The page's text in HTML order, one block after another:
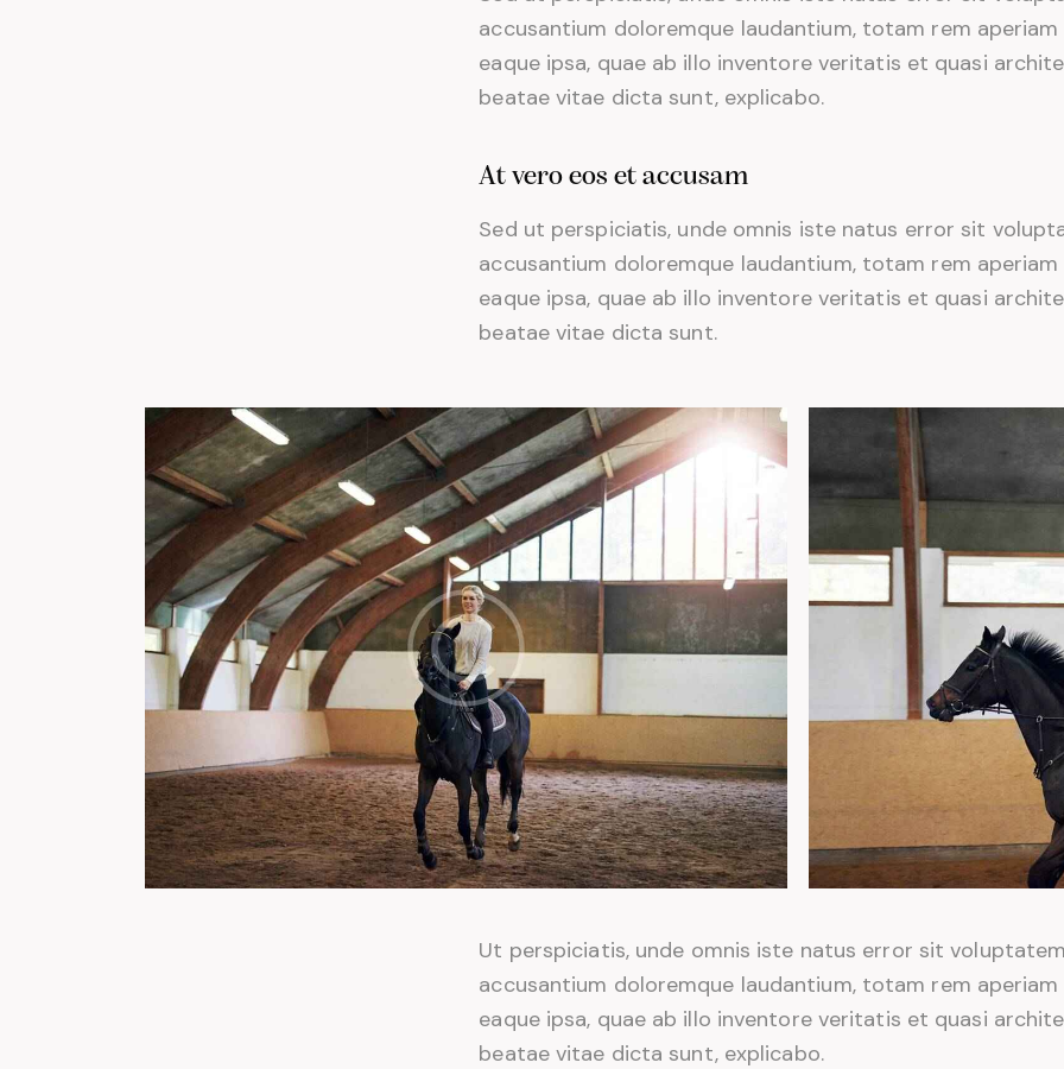
increase
or
accusantium doloremque laudantium, totam rem aperiam
eaque ipsa, quae ab illo inventore veritatis et quasi
beatae vitae dicta sunt, explicabo.
At vero eos et accusam
Sed ut perspiciatis, unde omnis iste natus error sit
accusantium doloremque laudantium, totam rem aperiam
eaque ipsa, quae ab illo inventore veritatis et quasi
beatae vitae dicta sunt.
Ut perspiciatis, unde omnis iste natus error sit
accusantium doloremque laudantium, totam rem aperiam
eaque ipsa, quae ab illo inventore veritatis et quasi
beatae vitae dicta sunt, explicabo.